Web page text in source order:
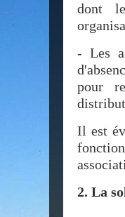
dont
- Les
pour
Il est
2. La